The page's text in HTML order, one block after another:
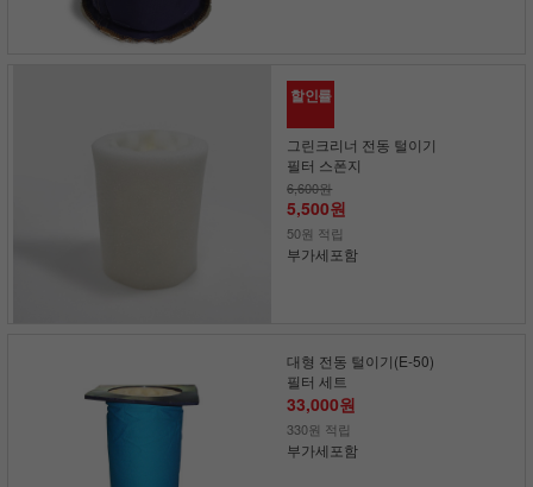
할인률
그린크리너 전동 털이기
필터 스폰지
6,600원
5,500원
50원 적립
부가세포함
대형 전동 털이기(E-50)
필터 세트
33,000원
330원 적립
부가세포함